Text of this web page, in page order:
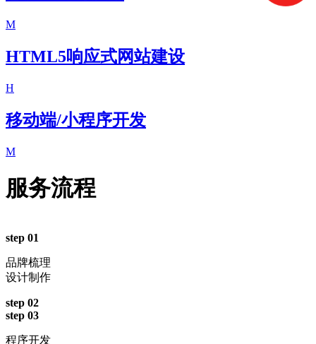
M
HTML5响应式网站建设
H
移动端/小程序开发
M
服务流程
step 01
品牌梳理
设计制作
step 02
step 03
程序开发